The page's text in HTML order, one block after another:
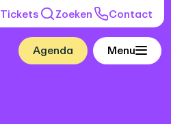
Tickets Zoeken Contact
Agenda Menu